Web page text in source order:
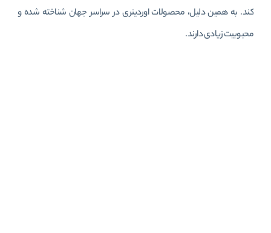
کند. به همین دلیل، محصولات اوردینری در سراسر جهان شناخته شده و
محبوبیت زیادی دارند.